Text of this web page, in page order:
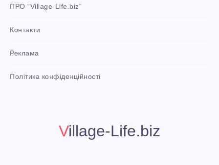
e
i
i
t
ПРО “Village-Life.biz”
Контакти
Реклама
Політика конфіденційності
Village-Life.biz